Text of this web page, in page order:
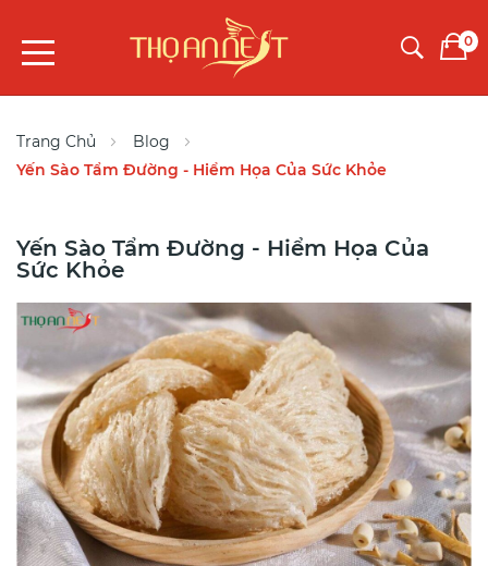
0
Trang Chủ
Blog
Yến Sào Tẩm Đường - Hiểm Họa Của Sức Khỏe
Yến Sào Tẩm Đường - Hiểm Họa Của
Sức Khỏe